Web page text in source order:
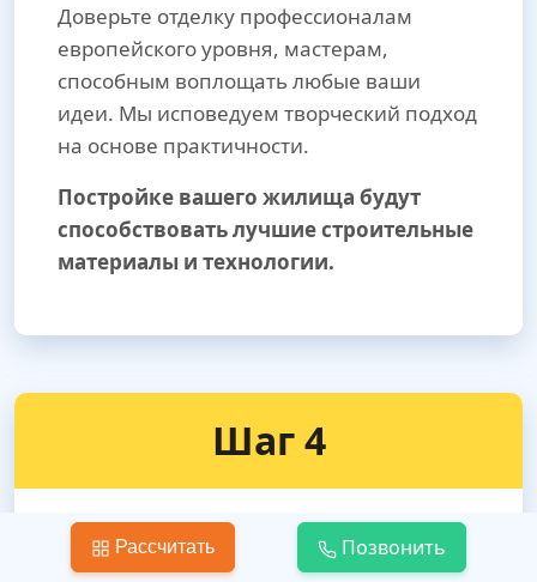
Доверьте отделку профессионалам
европейского уровня, мастерам,
способным воплощать любые ваши
идеи. Мы исповедуем творческий подход
на основе практичности.
Постройке вашего жилища будут
способствовать лучшие строительные
материалы и технологии.
Шаг 4
Вывоз строительного мусора
Рассчитать Позвонить